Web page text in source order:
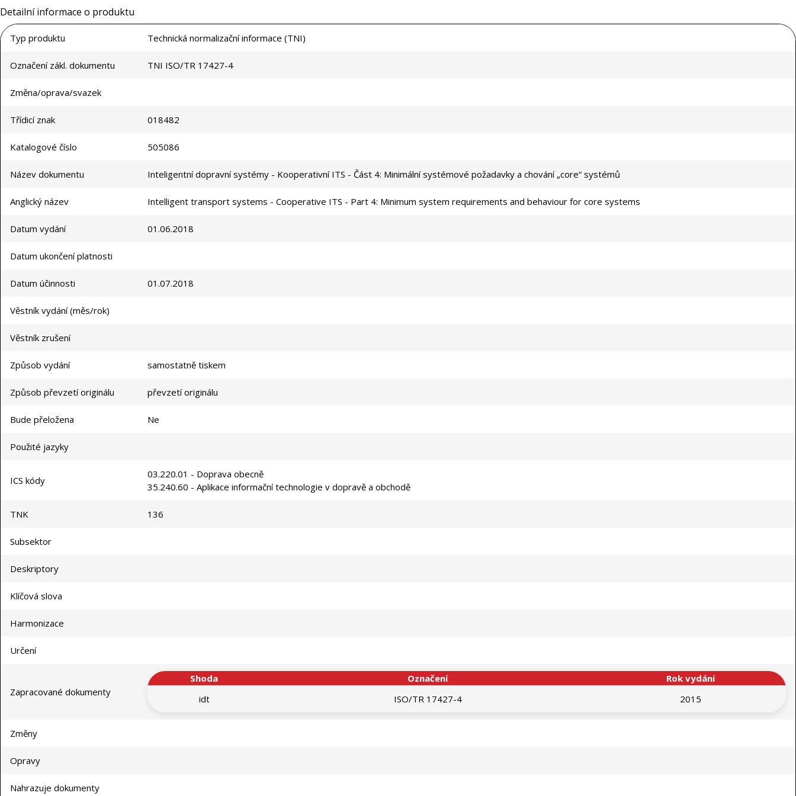
Detailní informace o produktu
Typ produktu Technická normalizační informace (TNI)
Označení zákl. dokumentu TNI ISO/TR 17427-4
Změna/oprava/svazek
Třídicí znak 018482
Katalogové číslo 505086
Název dokumentu Inteligentní dopravní systémy - Kooperativní ITS - Část 4: Minimální systémové požadavky a chování „core“ systémů
Anglický název Intelligent transport systems - Cooperative ITS - Part 4: Minimum system requirements and behaviour for core systems
Datum vydání 01.06.2018
Datum ukončení platnosti
Datum účinnosti 01.07.2018
Věstník vydání (měs/rok)
Věstník zrušení
Způsob vydání samostatně tiskem
Způsob převzetí originálu převzetí originálu
Bude přeložena Ne
Použité jazyky
ICS kódy
03.220.01 - Doprava obecně
35.240.60 - Aplikace informační technologie v dopravě a obchodě
TNK 136
Subsektor
Deskriptory
Klíčová slova
Harmonizace
Určení
Zapracované dokumenty
Shoda Označení
Rok vydání
idt
ISO/TR 17427-4 2015
Změny
Opravy
Nahrazuje dokumenty